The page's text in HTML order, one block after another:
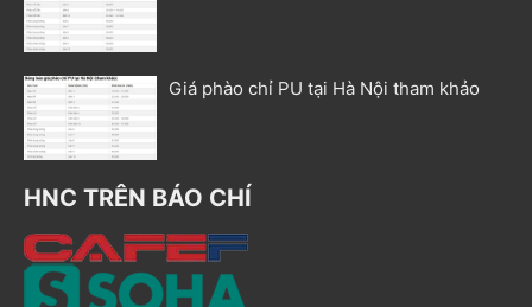
Giá phào chỉ PU tại Hà Nội tham khảo
HNC TRÊN BÁO CHÍ